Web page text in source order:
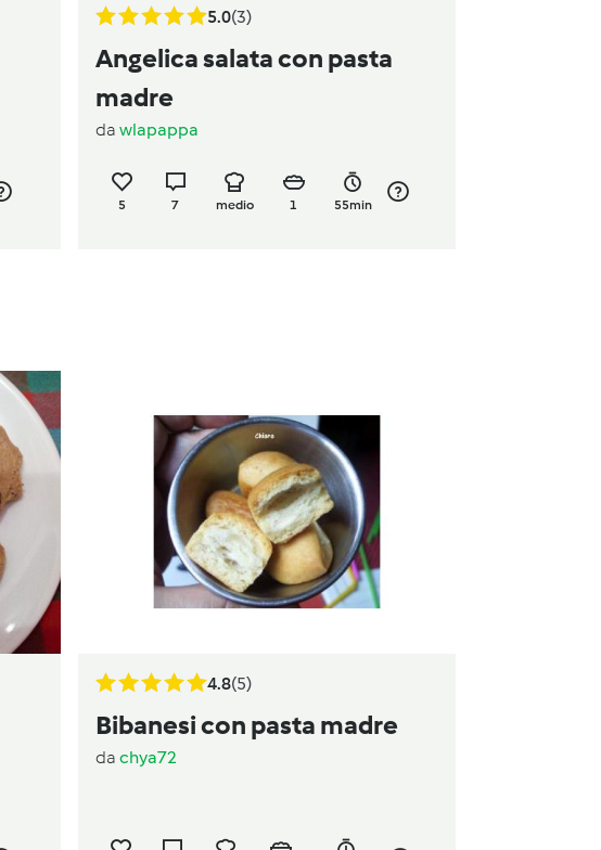
5.0(3)
Angelica salata con pasta
madre
da wlapappa
5 7 medio 1 55min
4.8(5)
Bibanesi con pasta madre
da chya72